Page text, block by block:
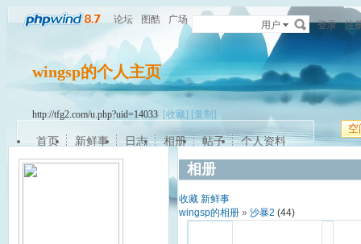
论坛 图酷 广场 用户 登录 注
wingsp的个人主页
http://tfg2.com/u.php?uid=14033 [收藏] [复制]
空
首页 新鲜事 日志 相册 帖子 个人资料
相册
收藏 新鲜事
wingsp的相册 » 沙暴2 (44)